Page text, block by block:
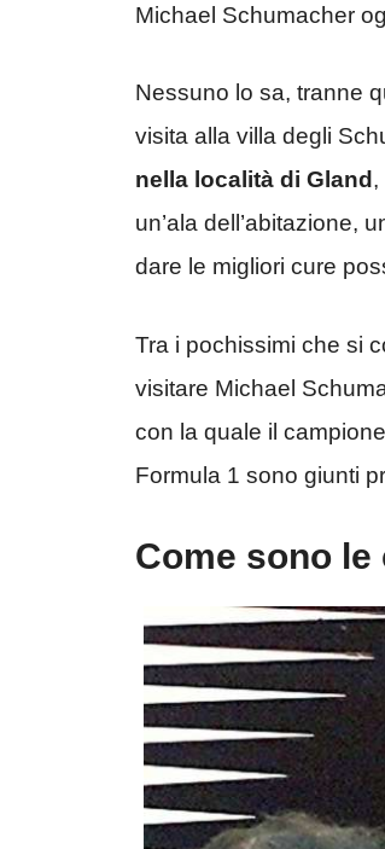
Michael Schumacher
Nessuno lo sa, tranne
visita alla villa degli
nella località di Gland ,
un’ala dell’abitazione,
dare le migliori cure
Tra i pochissimi che si
visitare Michael
con la quale il
Formula 1 sono giunti
Come sono